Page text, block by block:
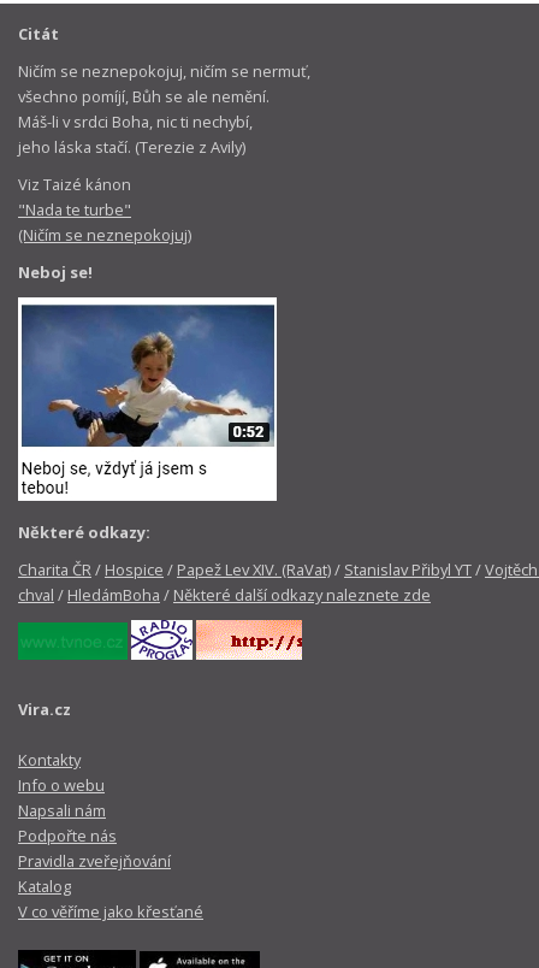
Citát
Ničím se neznepokojuj, ničím se nermuť,
všechno pomíjí, Bůh se ale nemění.
Máš-li v srdci Boha, nic ti nechybí,
jeho láska stačí. (Terezie z Avily)
Viz Taizé kánon
"Nada te turbe"
(Ničím se neznepokojuj)
Neboj se!
Některé odkazy:
Charita ČR / Hospice / Papež Lev XIV. (RaVat)/ Stanislav Přibyl YT/
chval / HledámBoha / Některé další odkazy naleznete zde
Vira.cz
Kontakty
Info o webu
Napsali nám
Podpořte nás
Pravidla zveřejňování
Katalog
V co věříme jako křesťané